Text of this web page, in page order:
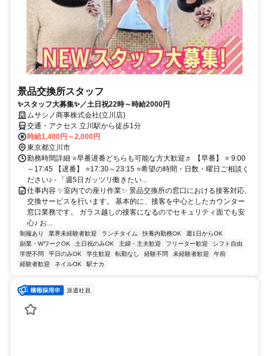
景品交換所スタッフ
✨スタッフ大募集✨／土日祝22時～時給2000円
ムサシノ商事株式会社(立川店)
交通・アクセス 立川駅から徒歩1分
時給1,400円～2,000円
東京都立川市
勤務時間詳細 ⭐早番遅番どちらも可能な方大歓迎♬ 【早番】 ⭐ 9:00
～17:45 【遅番】 ⭐17:30～23:15 ⭐希望の時間・日数・曜日ご相談く
ださい♪ - 「週5日ガッツリ働きたい...
仕事内容 ✨室内での座り作業✨ 景品交換所の窓口における接客対応、
交換サービスを行います。 基本的に、接客を中心としたカウンター
窓口業務です。 ガラス越しの接客になるのでセキュリティ面でも安
心♪ お...
制服あり 業界未経験者歓迎 ランチタイム 扶養内勤務OK
週1日からOK
副業・WワークOK
土日祝のみOK 主婦・主夫歓迎 フリーター歓迎
シフト自由
学歴不問
平日のみOK 学生歓迎 転勤なし 経験不問 未経験者歓迎
午前
経験者歓迎
ネイルOK 駅ナカ
派遣社員